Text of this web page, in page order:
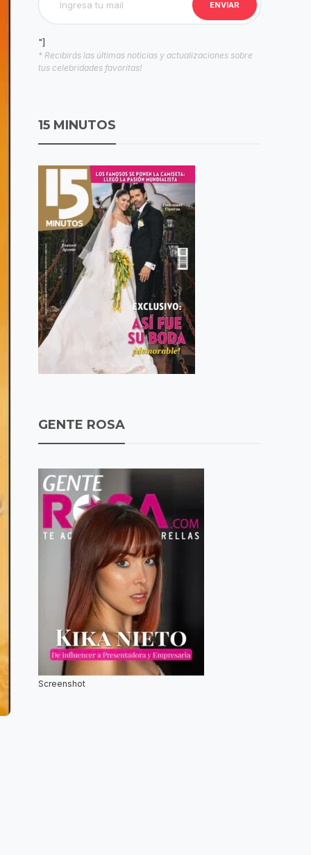
"]
* Recibirás las últimas noticias y actualizaciones sobre
tus celebridades favoritas!
15 MINUTOS
GENTE ROSA
Screenshot